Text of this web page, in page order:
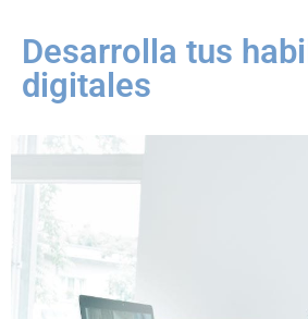
Desarrolla tus
digitales